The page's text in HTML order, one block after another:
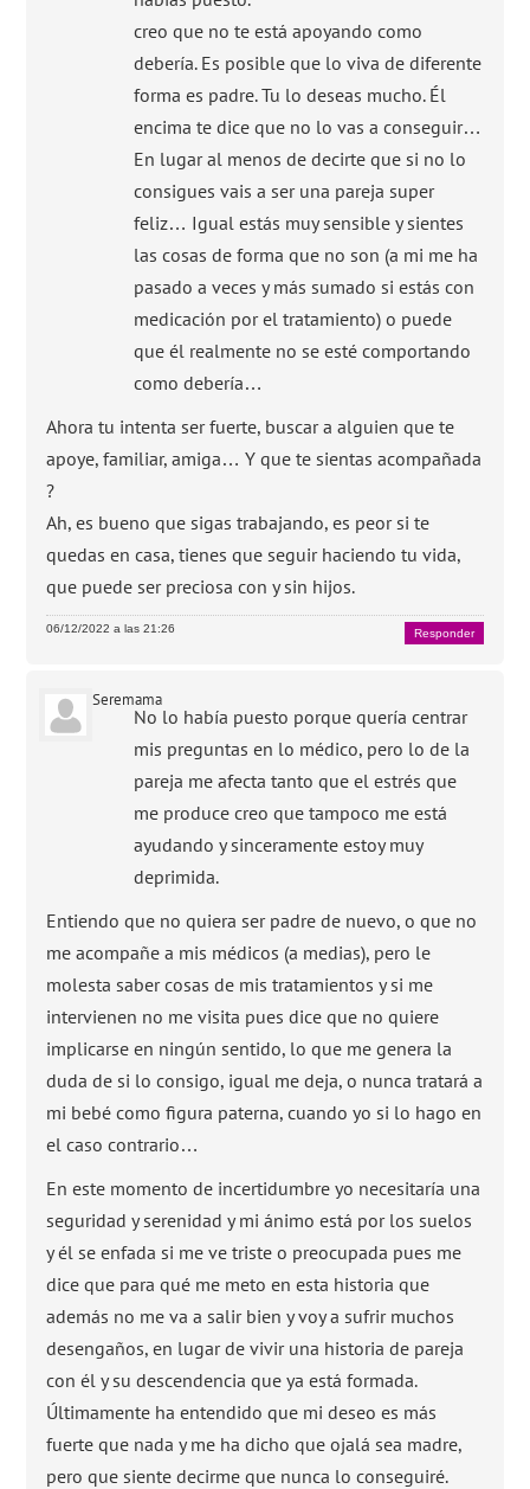
creo que no te está apoyando como
debería. Es posible que lo viva de diferente
forma es padre. Tu lo deseas mucho. Él
encima te dice que no lo vas a conseguir…
En lugar al menos de decirte que si no lo
consigues vais a ser una pareja super
feliz… Igual estás muy sensible y sientes
las cosas de forma que no son (a mi me ha
pasado a veces y más sumado si estás con
medicación por el tratamiento) o puede
que él realmente no se esté comportando
como debería…
Ahora tu intenta ser fuerte, buscar a alguien que te
apoye, familiar, amiga… Y que te sientas acompañada
?
Ah, es bueno que sigas trabajando, es peor si te
quedas en casa, tienes que seguir haciendo tu vida,
que puede ser preciosa con y sin hijos.
06/12/2022 a las 21:26 Responder
Seremama
No lo había puesto porque quería centrar
mis preguntas en lo médico, pero lo de la
pareja me afecta tanto que el estrés que
me produce creo que tampoco me está
ayudando y sinceramente estoy muy
deprimida.
Entiendo que no quiera ser padre de nuevo, o que no
me acompañe a mis médicos (a medias), pero le
molesta saber cosas de mis tratamientos y si me
intervienen no me visita pues dice que no quiere
implicarse en ningún sentido, lo que me genera la
duda de si lo consigo, igual me deja, o nunca tratará a
mi bebé como figura paterna, cuando yo si lo hago en
el caso contrario…
En este momento de incertidumbre yo necesitaría una
seguridad y serenidad y mi ánimo está por los suelos
y él se enfada si me ve triste o preocupada pues me
dice que para qué me meto en esta historia que
además no me va a salir bien y voy a sufrir muchos
desengaños, en lugar de vivir una historia de pareja
con él y su descendencia que ya está formada.
Últimamente ha entendido que mi deseo es más
fuerte que nada y me ha dicho que ojalá sea madre,
pero que siente decirme que nunca lo conseguiré.